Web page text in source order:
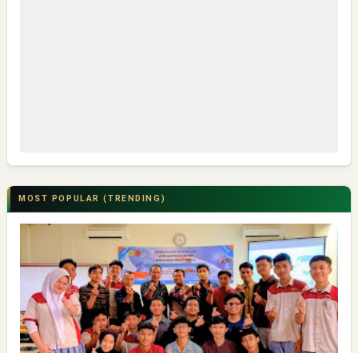
MOST POPULAR (TRENDING)